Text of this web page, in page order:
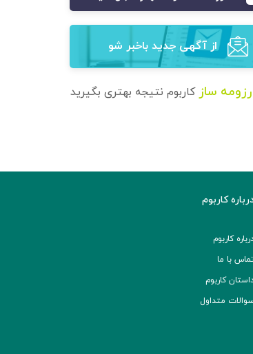
از آگهی‌ جدید باخبر شو
رزومه ساز کاربوم نتیجه بهتری بگیرید
کاربوم
کاربوم
با ما
کاربوم
سوالات متداول